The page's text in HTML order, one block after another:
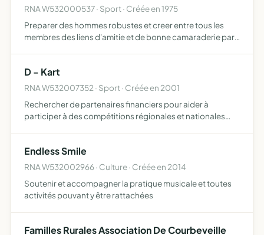
RNA W532000537 · Sport · Créée en 1975
Preparer des hommes robustes et creer entre tous les
membres des liens d'amitie et de bonne camaraderie par
D - Kart
RNA W532007352 · Sport · Créée en 2001
Rechercher de partenaires financiers pour aider à
participer à des compétitions régionales et nationales
Endless Smile
RNA W532002966 · Culture · Créée en 2014
Soutenir et accompagner la pratique musicale et toutes
activités pouvant y être rattachées
Familles Rurales Association De Courbeveille